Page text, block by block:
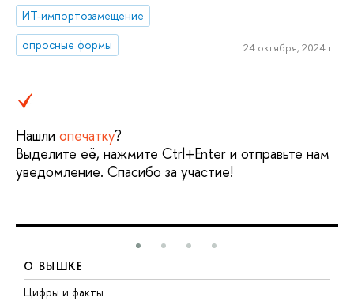
ИТ-импортозамещение
опросные формы
24 октября, 2024 г.
Нашли опечатку?
Выделите её, нажмите Ctrl+Enter и отправьте нам
уведомление. Спасибо за участие!
О ВЫШКЕ
Цифры и факты